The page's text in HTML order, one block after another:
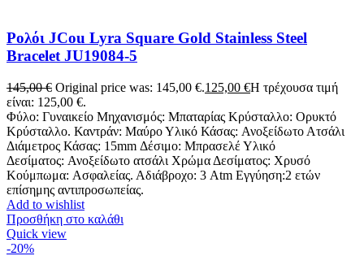
Ρολόι JCou Lyra Square Gold Stainless Steel
Bracelet JU19084-5
145,00€ Original price was: 145,00 €.125,00 €Η τρέχουσα τιμή
είναι: 125,00 €.
Φύλο: Γυναικείο Μηχανισμός: Μπαταρίας Κρύσταλλο: Ορυκτό
Κρύσταλλο. Καντράν: Μαύρο Υλικό Κάσας: Ανοξείδωτο Ατσάλι
Διάμετρος Κάσας: 15mm Δέσιμο: Μπρασελέ Υλικό
Δεσίματος: Ανοξείδωτο ατσάλι Χρώμα Δεσίματος: Χρυσό
Κούμπωμα: Ασφαλείας. Αδιάβροχο: 3 Atm Εγγύηση:2 ετών
επίσημης αντιπροσωπείας.
Add to wishlist
Προσθήκη στο καλάθι
Quick view
-20%